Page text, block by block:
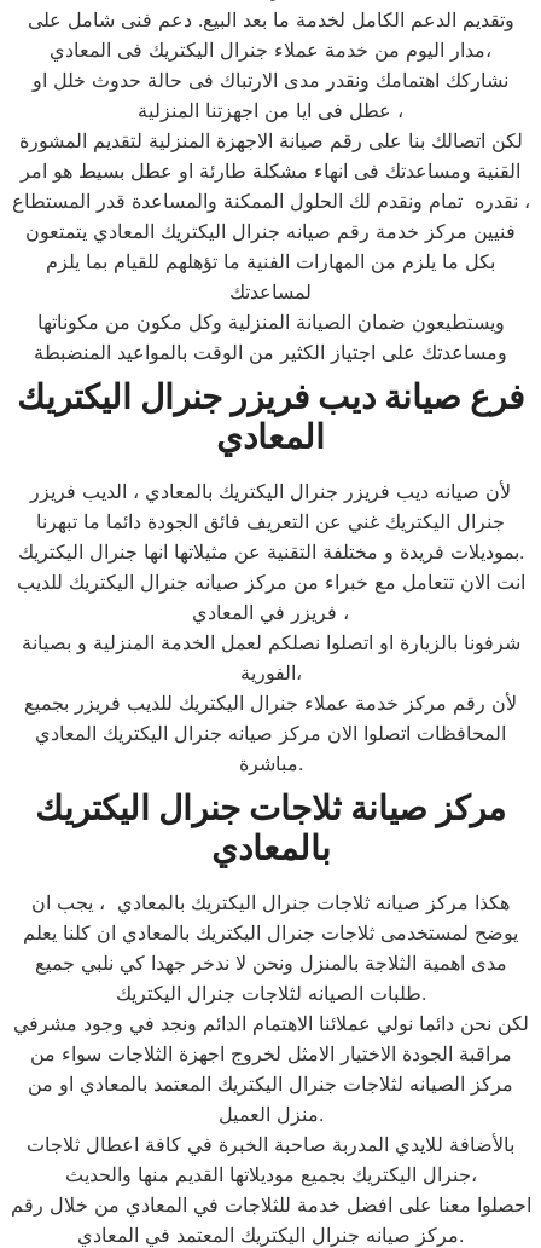
وتقديم الدعم الكامل لخدمة ما بعد البيع. دعم فنى شامل على
مدار اليوم من خدمة عملاء جنرال اليكتريك فى المعادي،
نشاركك اهتمامك ونقدر مدى الارتباك فى حالة حدوث خلل او
عطل فى ايا من اجهزتنا المنزلية ،
لكن اتصالك بنا على رقم صيانة الاجهزة المنزلية لتقديم المشورة
القنية ومساعدتك فى انهاء مشكلة طارئة او عطل بسيط هو امر
نقدره تمام ونقدم لك الحلول الممكنة والمساعدة قدر المستطاع ،
فنيين مركز خدمة رقم صيانه جنرال اليكتريك المعادي يتمتعون
بكل ما يلزم من المهارات الفنية ما تؤهلهم للقيام بما يلزم
لمساعدتك
ويستطيعون ضمان الصيانة المنزلية وكل مكون من مكوناتها
ومساعدتك على اجتياز الكثير من الوقت بالمواعيد المنضبطة
فرع صيانة ديب فريزر جنرال اليكتريك
المعادي
لأن صيانه ديب فريزر جنرال اليكتريك بالمعادي ، الديب فريزر
جنرال اليكتريك غني عن التعريف فائق الجودة دائما ما تبهرنا
بموديلات فريدة و مختلفة التقنية عن مثيلاتها انها جنرال اليكتريك.
انت الان تتعامل مع خبراء من مركز صيانه جنرال اليكتريك للديب
فريزر في المعادي ،
شرفونا بالزيارة او اتصلوا نصلكم لعمل الخدمة المنزلية و بصيانة
الفورية،
لأن رقم مركز خدمة عملاء جنرال اليكتريك للديب فريزر بجميع
المحافظات اتصلوا الان مركز صيانه جنرال اليكتريك المعادي
مباشرة.
مركز صيانة ثلاجات جنرال اليكتريك
بالمعادي
هكذا مركز صيانه ثلاجات جنرال اليكتريك بالمعادي ، يجب ان
يوضح لمستخدمى ثلاجات جنرال اليكتريك بالمعادي ان كلنا يعلم
مدى اهمية الثلاجة بالمنزل ونحن لا ندخر جهدا كي نلبي جميع
طلبات الصيانه لثلاجات جنرال اليكتريك.
لكن نحن دائما نولي عملائنا الاهتمام الدائم ونجد في وجود مشرفي
مراقبة الجودة الاختيار الامثل لخروج اجهزة الثلاجات سواء من
مركز الصيانه لثلاجات جنرال اليكتريك المعتمد بالمعادي او من
منزل العميل.
بالأضافة للايدي المدربة صاحبة الخبرة في كافة اعطال ثلاجات
جنرال اليكتريك بجميع موديلاتها القديم منها والحديث،
احصلوا معنا على افضل خدمة للثلاجات في المعادي من خلال رقم
مركز صيانه جنرال اليكتريك المعتمد في المعادي.